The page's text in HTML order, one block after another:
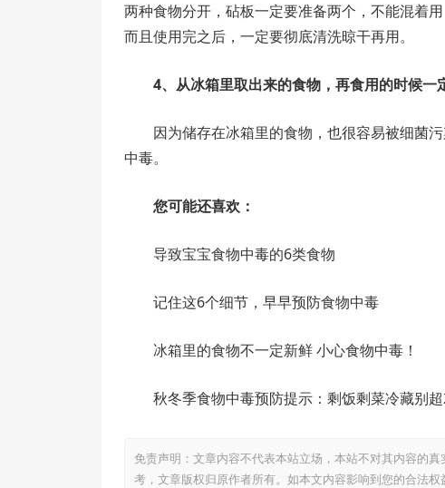
两种食物分开，砧板一定要准备两个，不能混着
而且使用完之后，一定要彻底清洗晾干再用。
4、从冰箱里取出来的食物，再食用的时候一
因为储存在冰箱里的食物，也很容易被细菌
中毒。
您可能还喜欢：
导致宝宝食物中毒的6类食物
记住这6个细节，早早预防食物中毒
冰箱里的食物不一定新鲜 小心食物中毒！
秋冬季食物中毒预防提示：剩饭剩菜冷藏别
免责声明：文章内容不代表本站立场，本站不对其内容的
考，文章版权归原作者所有。如本文内容影响到您的合法